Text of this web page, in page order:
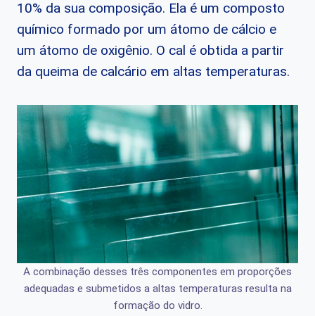
10% da sua composição. Ela é um composto
químico formado por um átomo de cálcio e
um átomo de oxigênio. O cal é obtida a partir
da queima de calcário em altas temperaturas.
A combinação desses três componentes em proporções
adequadas e submetidos a altas temperaturas resulta na
formação do vidro.